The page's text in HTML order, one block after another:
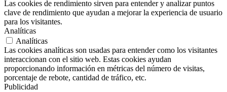
Las cookies de rendimiento sirven para entender y analizar puntos
clave de rendimiento que ayudan a mejorar la experiencia de usuario
para los visitantes.
Analíticas
Analíticas
Las cookies analíticas son usadas para entender como los visitantes
interaccionan con el sitio web. Estas cookies ayudan
proporcionando información en métricas del número de visitas,
porcentaje de rebote, cantidad de tráfico, etc.
Publicidad